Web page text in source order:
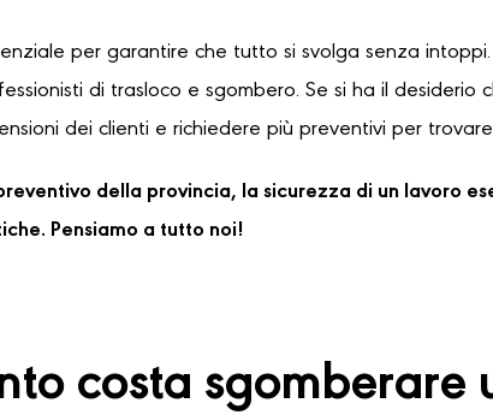
per garantire che tutto si svolga senza
di trasloco e sgombero. Se si ha il
dei clienti e richiedere più preventivi per
della provincia, la sicurezza di un lavoro
Pensiamo a tutto noi!
costa sgomberare